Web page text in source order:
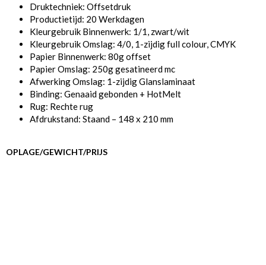
Druktechniek: Offsetdruk
Productietijd: 20 Werkdagen
Kleurgebruik Binnenwerk: 1/1, zwart/wit
Kleurgebruik Omslag: 4/0, 1-zijdig full colour, CMYK
Papier Binnenwerk: 80g offset
Papier Omslag: 250g gesatineerd mc
Afwerking Omslag: 1-zijdig Glanslaminaat
Binding: Genaaid gebonden + HotMelt
Rug: Rechte rug
Afdrukstand: Staand – 148 x 210 mm
OPLAGE/GEWICHT/PRIJS